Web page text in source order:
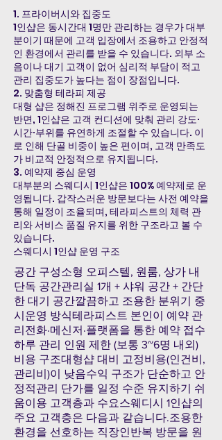
1. 프라이버시와 집중도
1인샵은 동시간대 1명만 관리하는 경우가 대부
분이기 때문에 고객 입장에서 조용하고 안정적
인 환경에서 관리를 받을 수 있습니다. 외부 소
음이나 대기 고객이 없어 심리적 부담이 적고
관리 집중도가 높다는 점이 장점입니다.
2. 맞춤형 테라피 제공
대형 샵은 정해진 프로그램 위주로 운영되는
반면, 1인샵은 고객 컨디션에 맞춰 관리 강도·
시간·부위를 유연하게 조절할 수 있습니다. 이
로 인해 단골 비중이 높은 편이며, 고객 만족도
가 비교적 안정적으로 유지됩니다.
3. 예약제 중심 운영
대부분의 스웨디시 1인샵은 100% 예약제로 운
영됩니다. 갑작스러운 방문보다는 사전 예약을
통해 일정이 조율되며, 테라피스트의 체력 관
리와 서비스 품질 유지를 위한 구조라고 볼 수
있습니다.
스웨디시 1인샵 운영 구조
공간 구성소형 오피스텔, 원룸, 상가 내
단독 공간관리실 1개 + 샤워 공간 + 간단
한 대기 공간깔끔하고 조용한 분위기 중
시운영 방식테라피스트 본인이 예약 관
리전화·메신저·플랫폼을 통한 예약 접수
하루 관리 인원 제한 (보통 3~6명 내외)
비용 구조대형샵 대비 고정비용(인건비,
관리비)이 낮음수익 구조가 단순하고 안
정적관리 단가를 일정 수준 유지하기 쉬
움이용 고객층과 수요스웨디시 1인샵의
주요 고객층은 다음과 같습니다.조용한
환경을 선호하는 직장인반복 방문을 원